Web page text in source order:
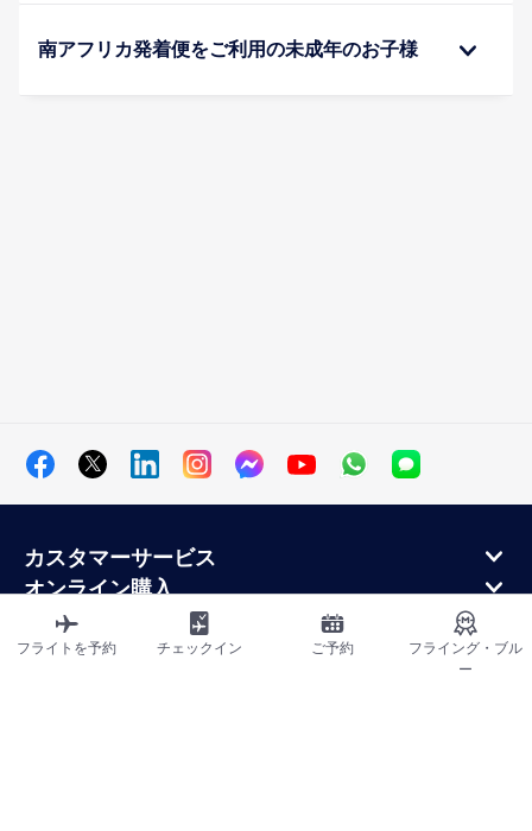
南アフリカ発着便をご利用の未成年のお子様
カスタマーサービス
オンライン購入
ロイヤルティプログラムと提携パートナー
エールフランス航空について
フライトを予約 チェックイン ご予約
フライング・ブル
ー